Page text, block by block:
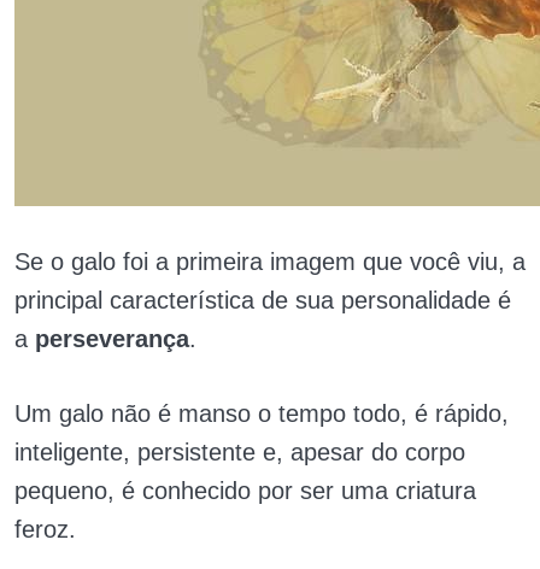
Se o galo foi a primeira imagem que você viu, a
principal característica de sua personalidade é
a perseverança.
Um galo não é manso o tempo todo, é rápido,
inteligente, persistente e, apesar do corpo
pequeno, é conhecido por ser uma criatura
feroz.